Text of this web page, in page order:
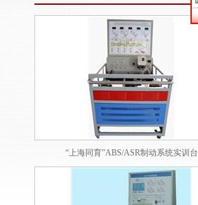
“上海同育”ABS/ASR制动系统实训台